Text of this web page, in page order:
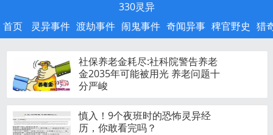
330灵异
首页
灵异事件 渡劫事件 闹鬼事件 奇闻异事 稗官野史 猎
社保养老金耗尽:社科院警告养老
金2035年可能被用光 养老问题十
分严峻
慎入！9个夜班时的恐怖灵异经
历，你敢看完吗？